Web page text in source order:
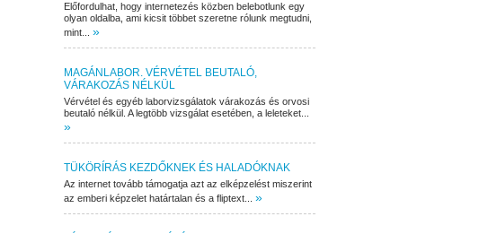
Előfordulhat, hogy internetezés közben belebotlunk egy
olyan oldalba, ami kicsit többet szeretne rólunk megtudni,
mint... »
MAGÁNLABOR. VÉRVÉTEL BEUTALÓ,
VÁRAKOZÁS NÉLKÜL
Vérvétel és egyéb laborvizsgálatok várakozás és orvosi
beutaló nélkül. A legtöbb vizsgálat esetében, a leleteket...
»
TÜKÖRÍRÁS KEZDŐKNEK ÉS HALADÓKNAK
Az internet tovább támogatja azt az elképzelést miszerint
az emberi képzelet határtalan és a fliptext... »